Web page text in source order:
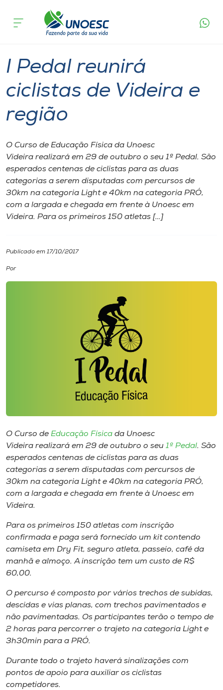
Cursos
Pesquisa
Atendimento ao Estudante
Portal de Ensino
A
Unoesc
Internacionalização
Museu
Unoesc
Store
Selecione
o idioma
A+
A-
acontece
I Pedal reunirá
ciclistas de Videira e
região
O Curso de Educação Física da Unoesc
Videira realizará​ em 29 de outubro o​ seu​ 1º Pedal. São
esperados centenas de ciclistas para as duas
categorias a serem disputadas com percursos de
30km na ​categoria ​Light e 40km na ​categoria ​PRÓ,
com a largada e chegada em frente à Unoesc​ em
Videira​. Para os primeiros 150 atletas​​ […]
Publicado em 17/10/2017
Por
O Curso de Educação Física da Unoesc
Videira realizará​ em 29 de outubro o​ seu​ 1º Pedal. São
esperados centenas de ciclistas para as duas
categorias a serem disputadas com percursos de
30km na ​categoria ​Lighte 40km na ​categoria ​PRÓ,
com a largada e chegada em frente à Unoesc​ em
Videira​.
Para os primeiros 150 atletas​​ com inscrição
confirmada e paga será fornecido um kit contendo
camiseta em Dry Fit, seguro atleta, passeio, café da
manh​ã​ e ​a​lmoço​. A inscrição tem um custo de R$
60,00.
O percurso é composto por vários trechos de subidas,
descidas e vias planas​,​ com trechos pavimentados e
não pavimentadas. Os participantes terão o tempo de
2 horas para percorrer ​o trajeto na categoria ​L​ighte
3h30​min para a PRÓ.
Durante todo o trajeto haverá sinalizações com
pontos de apoio para auxiliar os ciclistas
competidores.